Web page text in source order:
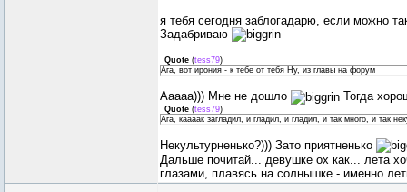
я тебя сегодня заблогадарю, если можно
Задабриваю
Quote (tess79)
Ага, вот ирония - к тебе от тебя Ну, из главы на форум
Ааааа))) Мне не дошло Тогда
Quote (tess79)
Ага, каааак загладил, и гладил, и гладил, и так много, и так
Некультурненько?))) Зато приятненько
Дальше почитай... девушке ох как... лета
глазами, плавясь на солнышке - именно